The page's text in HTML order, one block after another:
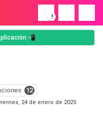
!
📲
12
24 de enero de 2025